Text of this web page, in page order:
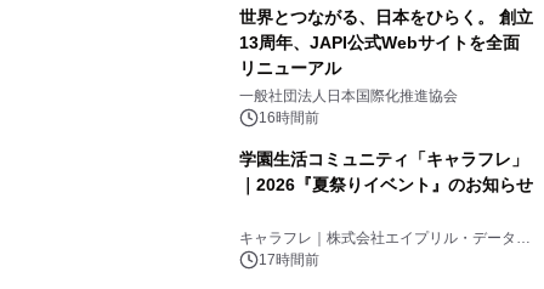
世界とつながる、日本をひらく。 創立
13周年、JAPI公式Webサイトを全面
リニューアル
一般社団法人日本国際化推進協会
16時間前
学園生活コミュニティ「キャラフレ」
｜2026『夏祭りイベント』のお知らせ
キャラフレ｜株式会社エイプリル・データ・
デザインズ
17時間前